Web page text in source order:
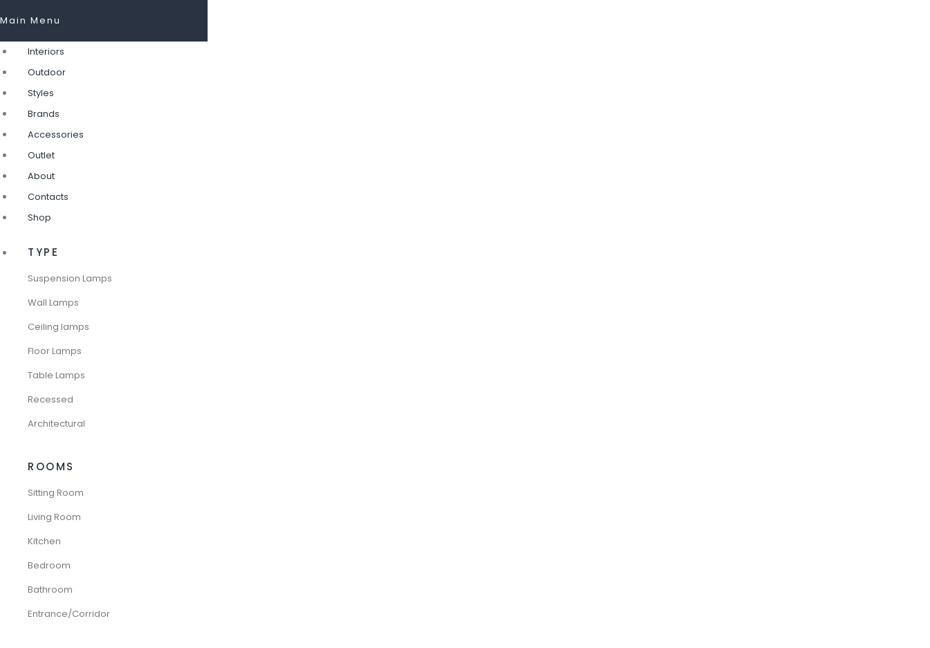
Main Menu
Interiors
Outdoor
Styles
Brands
Accessories
Outlet
About
Contacts
Shop
TYPE
Suspension Lamps
Wall Lamps
Ceiling lamps
Floor Lamps
Table Lamps
Recessed
Architectural
ROOMS
Sitting Room
Living Room
Kitchen
Bedroom
Bathroom
Entrance/Corridor